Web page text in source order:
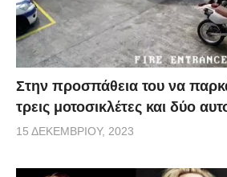
Στην προσπάθεια του να
τρεις μοτοσικλέτες και δύο
15 ΔΕΚΕΜΒΡΊΟΥ, 2023